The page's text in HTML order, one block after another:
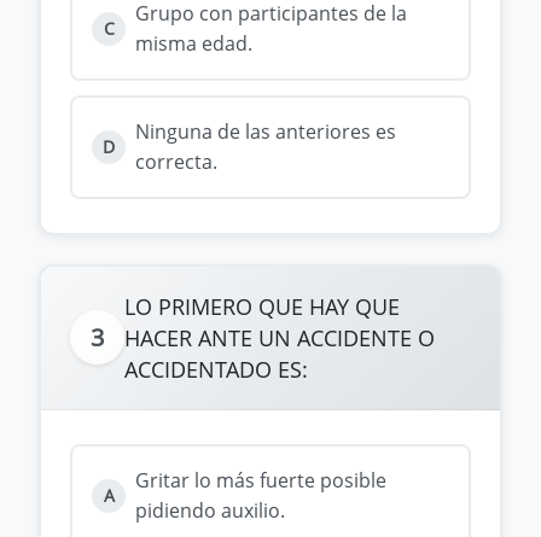
C
Grupo con participantes de la
misma edad.
D
Ninguna de las anteriores es
correcta.
3
LO PRIMERO QUE HAY QUE
HACER ANTE UN ACCIDENTE O
ACCIDENTADO ES:
A
Gritar lo más fuerte posible
pidiendo auxilio.